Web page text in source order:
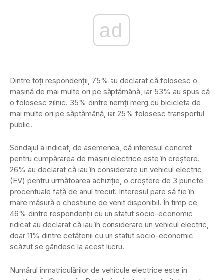
ad
Dintre toți respondenții, 75% au declarat că folosesc o
mașină de mai multe ori pe săptămână, iar 53% au spus că
o folosesc zilnic. 35% dintre nemți merg cu bicicleta de
mai multe ori pe săptămână, iar 25% folosesc transportul
public.
Sondajul a indicat, de asemenea, că interesul concret
pentru cumpărarea de mașini electrice este în creștere.
26% au declarat că iau în considerare un vehicul electric
(EV) pentru următoarea achiziție, o creștere de 3 puncte
procentuale față de anul trecut. Interesul pare să fie în
mare măsură o chestiune de venit disponibil. În timp ce
46% dintre respondenții cu un statut socio-economic
ridicat au declarat că iau în considerare un vehicul electric,
doar 11% dintre cetățenii cu un statut socio-economic
scăzut se gândesc la acest lucru.
Numărul înmatriculărilor de vehicule electrice este în